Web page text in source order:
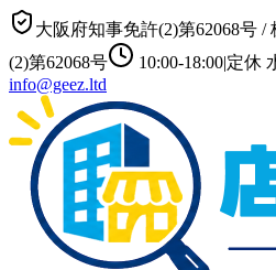
大阪府知事免許(2)第62068号 /
(2)第62068号
10:00-18:00|定休
info@geez.ltd